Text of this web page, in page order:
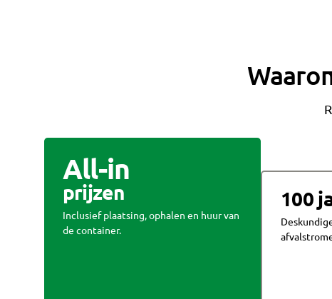
All-in
prijzen
Inclusief plaatsing, ophalen en huur van
de container.
100